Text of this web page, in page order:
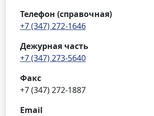
Телефон (справочная)
+7 (347) 272-1646
Дежурная часть
+7 (347) 273-5640
Факс
+7 (347) 272-1887
Email